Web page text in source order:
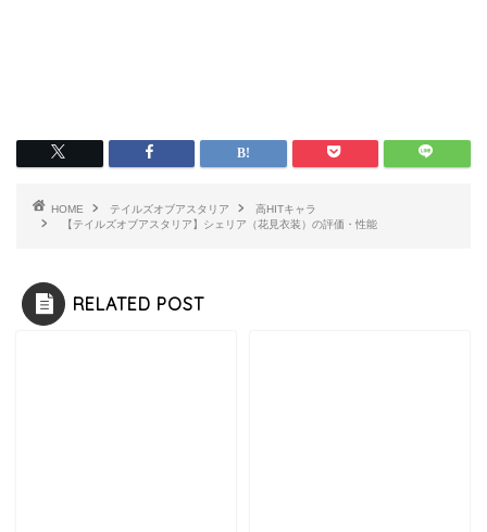
HOME テイルズオブアスタリア
高HITキャラ
【テイルズオブアスタリア】シェリア（花見衣装）の評価・性能
RELATED POST